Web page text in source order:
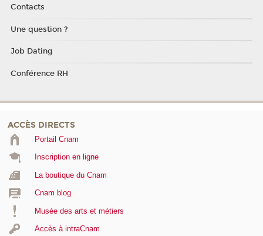
Contacts
Une question ?
Job Dating
Conférence RH
ACCÈS DIRECTS
Portail Cnam
Inscription en ligne
La boutique du Cnam
Cnam blog
Musée des arts et métiers
Accès à intraCnam